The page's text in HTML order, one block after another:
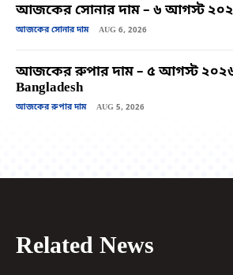
আজকের সোনার দাম – ৬ আগস্ট
আজকের সোনার দাম AUG 6, 2026
আজকের রুপার দাম – ৫ আগস্ট ২০২৬
Bangladesh
আজকের রুপার দাম AUG 5, 2026
Related News